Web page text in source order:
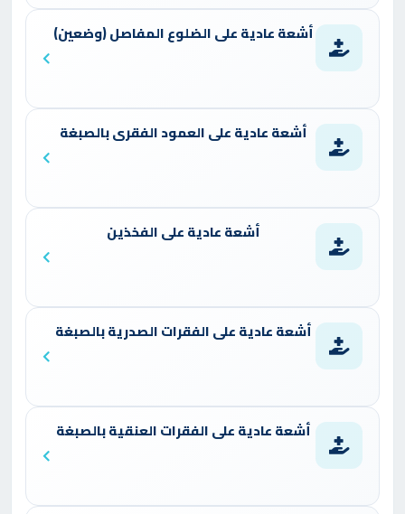
أشعة عادية على الضلوع المفاصل (وضعين)
أشعة عادية على العمود الفقرى بالصبغة
أشعة عادية على الفخذين
أشعة عادية على الفقرات الصدرية بالصبغة
أشعة عادية على الفقرات العنقية بالصبغة